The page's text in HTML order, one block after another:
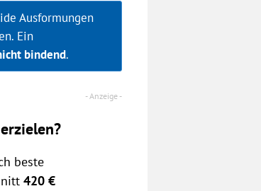
Ausformungen
Ein
bindend.
beste
420 €